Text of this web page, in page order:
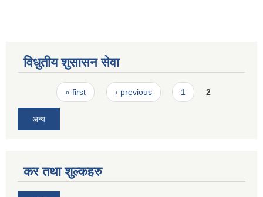
विधुतीय शुसासन सेवा
Pages« first ‹ previous 1 2
अन्य
कर तथा शुल्कहरु